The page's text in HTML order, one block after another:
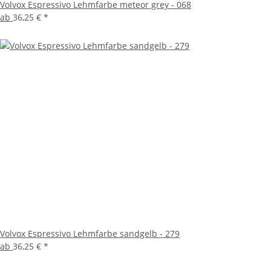
Volvox Espressivo Lehmfarbe meteor grey - 068
ab 36,25 € *
Volvox Espressivo Lehmfarbe sandgelb - 279
ab 36,25 € *